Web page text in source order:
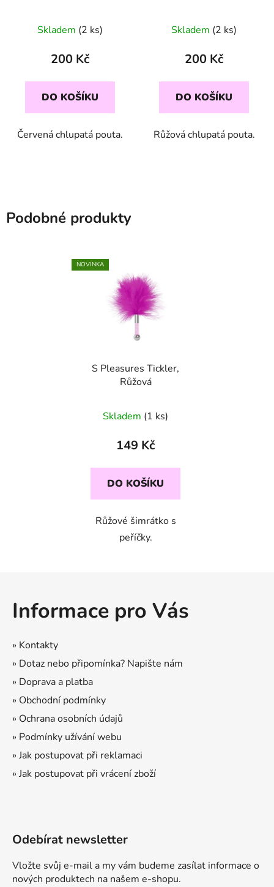
Skladem (2 ks)
200 Kč
DO KOŠÍKU
Červená chlupatá pouta.
Skladem (2 ks)
200 Kč
DO KOŠÍKU
Růžová chlupatá pouta.
Podobné produkty
NOVINKA
S Pleasures Tickler,
Růžová
Skladem (1 ks)
149 Kč
DO KOŠÍKU
Růžové šimrátko s
peříčky.
Informace pro Vás
» Kontakty
» Dotaz nebo připomínka? Napište nám
» Doprava a platba
» Obchodní podmínky
» Ochrana osobních údajů
» Podmínky užívání webu
» Jak postupovat při reklamaci
» Jak postupovat při vrácení zboží
Odebírat newsletter
Vložte svůj e-mail a my vám budeme zasílat informace o
nových produktech na našem e-shopu.